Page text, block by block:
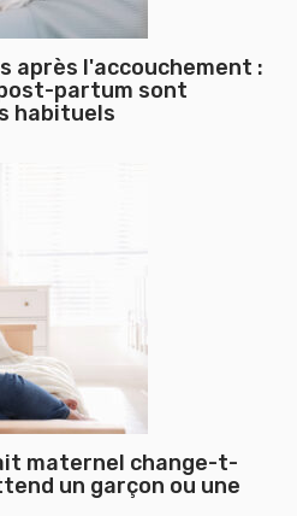
après l'accouchement :
partum sont
habituels
maternel change-t-
un garçon ou une